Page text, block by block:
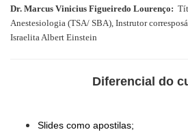
Dr. Marcus Vinicius Figueiredo Lourenço:
Anestesiologia (TSA/ SBA), Instrutor
Israelita Albert Einstein
Diferencial do
Slides como apostilas;